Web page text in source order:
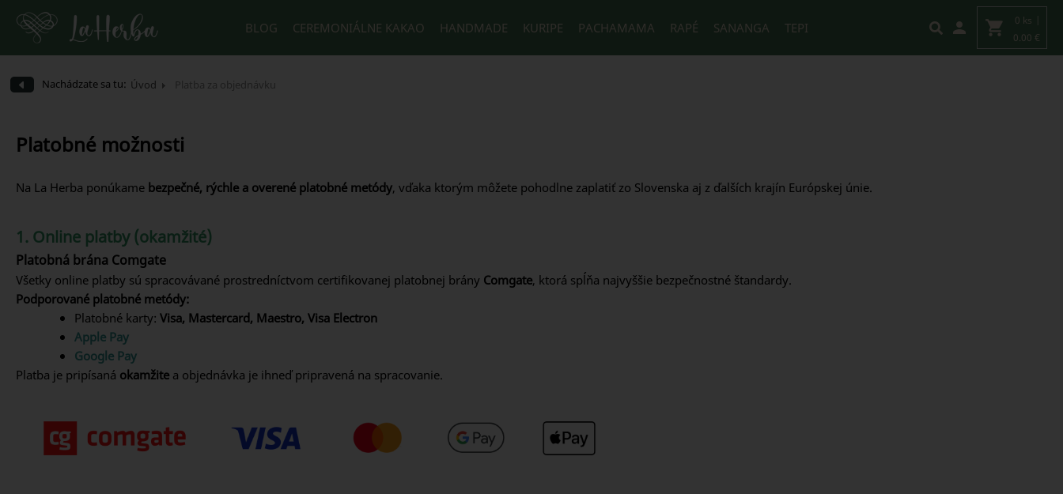
BLOG CEREMONIÁLNE KAKAO HANDMADE KURIPE PACHAMAMA RAPÉ SANANGA TEPI person shopping_cart 0 ks
0.00 €
Nachádzate sa tu: Úvod Platba za objednávku
Platobné možnosti
Na La Herba ponúkame bezpečné, rýchle a overené platobné metódy, vďaka ktorým môžete pohodlne zaplatiť zo Slovenska aj z ďalších krajín Európskej únie.
1. Online platby (okamžité)
Platobná brána Comgate
Všetky online platby sú spracovávané prostredníctvom certifikovanej platobnej brány Comgate, ktorá spĺňa najvyššie bezpečnostné štandardy.
Podporované platobné metódy:
Platobné karty: Visa, Mastercard, Maestro, Visa Electron
Apple Pay
Google Pay
Platba je pripísaná okamžite a objednávka je ihneď pripravená na spracovanie.